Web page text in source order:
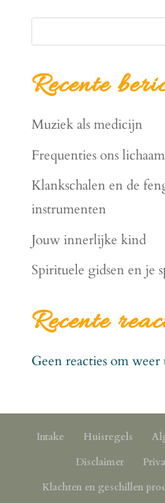
Recente
Muziek als medicijn
Frequenties ons
Klankschalen en de
instrumenten
Jouw innerlijke kind
Spirituele gidsen en je
Recente
Geen reacties om
Intake Huisregels
Disclaimer
Klachten en geschillen